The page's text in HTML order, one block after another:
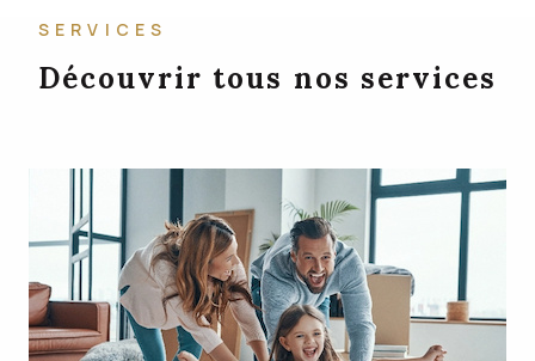
SERVICES
Découvrir tous nos services